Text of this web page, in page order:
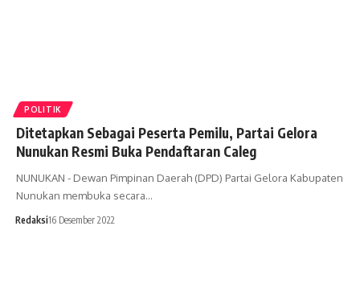
POLITIK
Ditetapkan Sebagai Peserta Pemilu, Partai Gelora
Nunukan Resmi Buka Pendaftaran Caleg
NUNUKAN - Dewan Pimpinan Daerah (DPD) Partai Gelora Kabupaten
Nunukan membuka secara…
Redaksi16 Desember 2022